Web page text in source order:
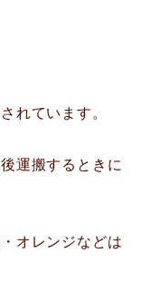
れています。
運搬するときに
オレンジなどは